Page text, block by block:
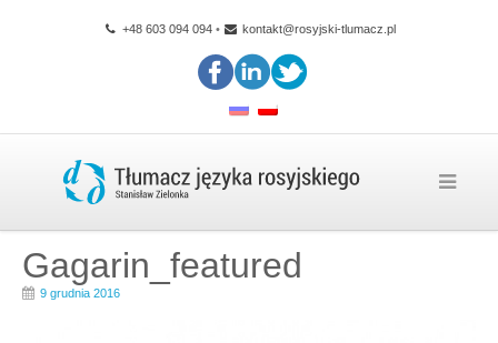
+48 603 094 094• kontakt@rosyjski-tlumacz.pl
Gagarin_featured
9 grudnia 2016